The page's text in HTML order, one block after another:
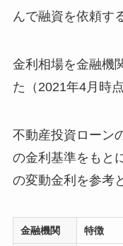
んで融資を依頼す
金利相場を金融機
た（2021年4月時
不動産投資ローン
の金利基準をもと
の変動金利を参考
金融機関 特徴